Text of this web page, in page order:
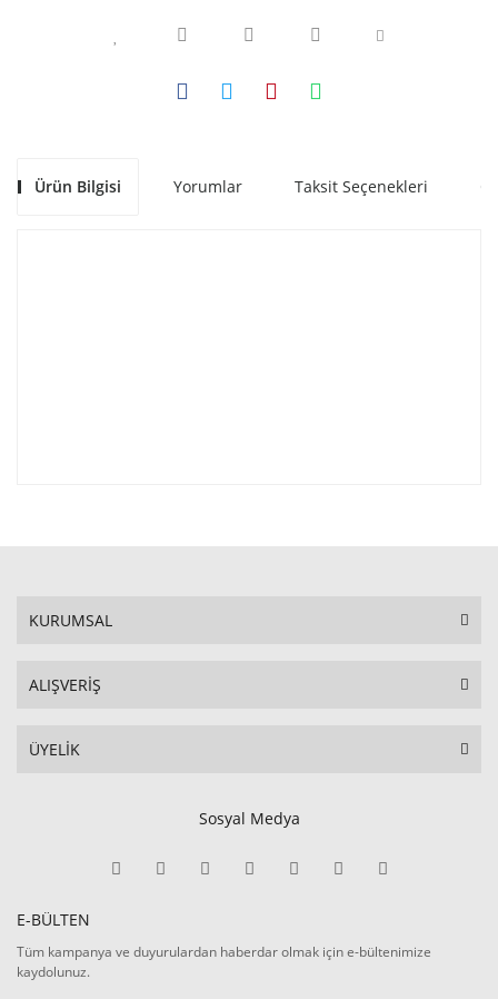
Ürün Bilgisi Yorumlar Taksit Seçenekleri
KURUMSAL
ALIŞVERİŞ
ÜYELİK
Sosyal Medya
E-BÜLTEN
Tüm kampanya ve duyurulardan haberdar olmak için e-bültenimize
kaydolunuz.